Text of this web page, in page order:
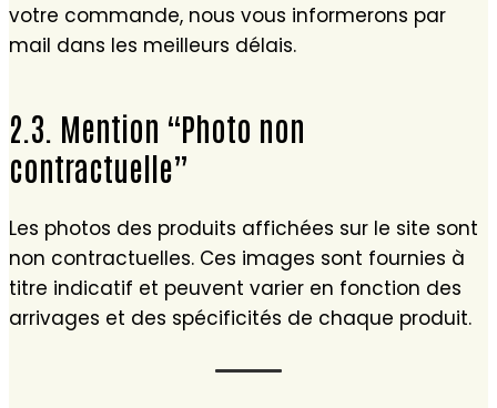
votre commande, nous vous informerons par
mail dans les meilleurs délais.
2.3. Mention “Photo non
contractuelle”
Les photos des produits affichées sur le site sont
non contractuelles. Ces images sont fournies à
titre indicatif et peuvent varier en fonction des
arrivages et des spécificités de chaque produit.